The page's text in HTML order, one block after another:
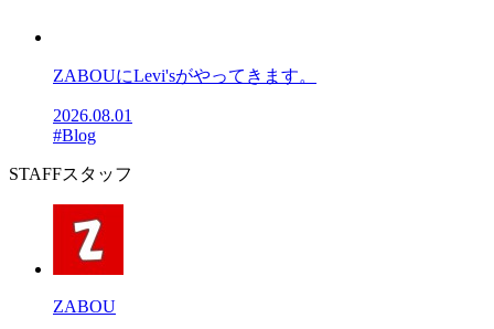
ZABOUにLevi'sがやってきます。
2026.08.01
#Blog
STAFFスタッフ
ZABOU